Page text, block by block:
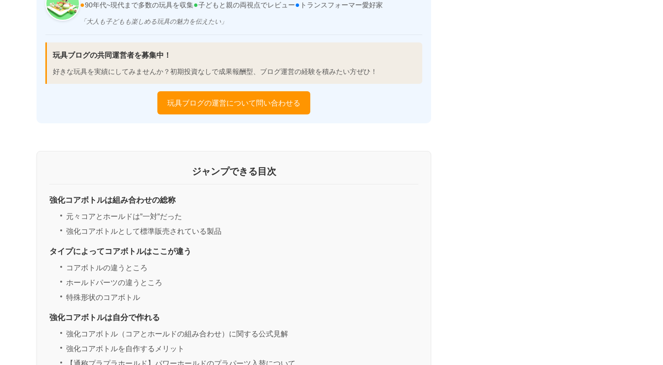
●90年代~現代まで多数の玩具を収集●子どもと親の両視点でレビュー● トランスフォーマー愛好家
「大人も子どもも楽しめる玩具の魅力を伝えたい」
玩具ブログの共同運営者を募集中！
好きな玩具を実績にしてみませんか？初期投資なしで成果報酬型、ブログ運営の経験を積みたい方ぜひ！
玩具ブログの運営について問い合わせる
ジャンプできる目次
強化コアボトルは組み合わせの総称
元々コアとホールドは”一対”だった
強化コアボトルとして標準販売されている製品
タイプによってコアボトルはここが違う
コアボトルの違うところ
ホールドパーツの違うところ
特殊形状のコアボトル
強化コアボトルは自分で作れる
強化コアボトル（コアとホールドの組み合わせ）に関する公式見解
強化コアボトルを自作するメリット